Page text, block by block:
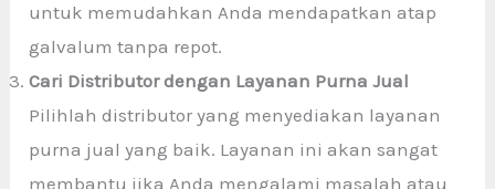
untuk memudahkan Anda mendapatkan atap
galvalum tanpa repot.
Cari Distributor dengan Layanan Purna Jual
Pilihlah distributor yang menyediakan layanan
purna jual yang baik. Layanan ini akan sangat
membantu jika Anda mengalami masalah atau